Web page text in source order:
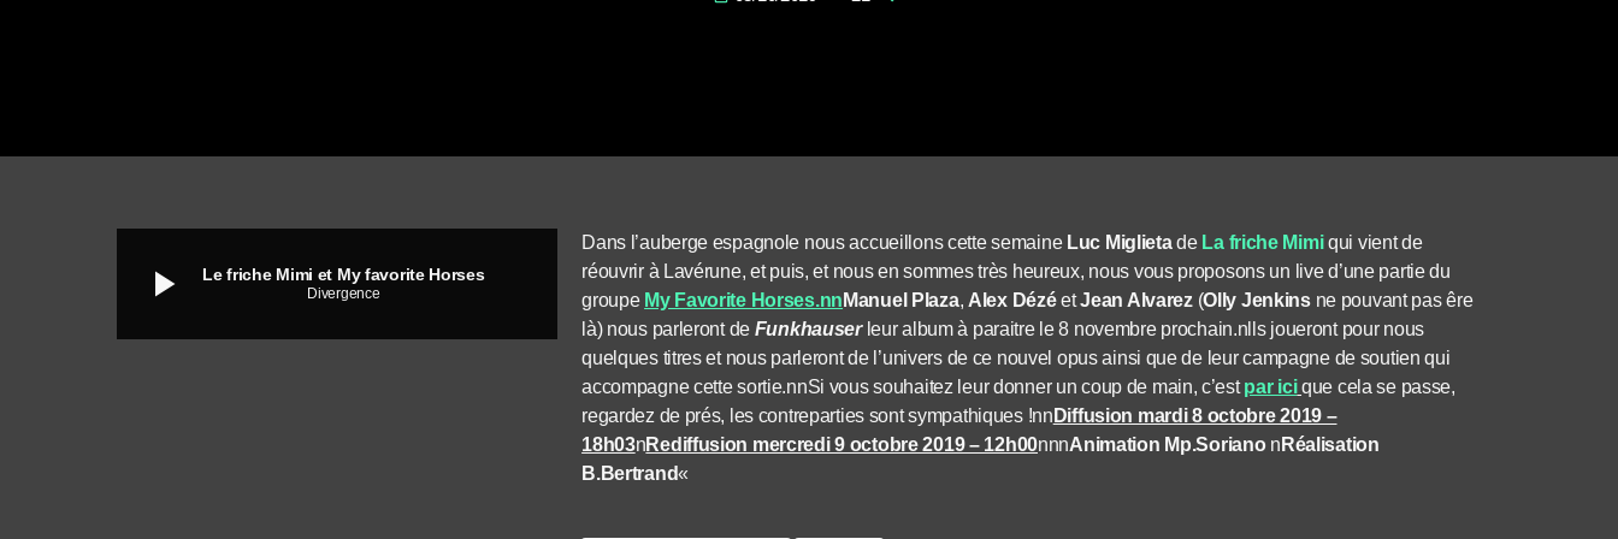
play_arrow Le friche Mimi et My favorite Horses
Divergence
Dans l’auberge espagnole nous accueillons cette semaine Luc Miglietade La friche Mimi qui vient de
réouvrir à Lavérune, et puis, et nous en sommes très heureux, nous vous proposons un live d’une partie du
groupe My Favorite Horses.nn Manuel Plaza, Alex DézéetJean Alvarez(Olly Jenkinsne pouvant pas êre
là) nous parleront de Funkhauserleur album à paraitre le 8 novembre prochain.nlls joueront pour nous
quelques titres et nous parleront de l’univers de ce nouvel opus ainsi que de leur campagne de soutien qui
accompagne cette sortie.nnSi vous souhaitez leur donner un coup de main, c’estpar ici que cela se passe,
regardez de prés, les contreparties sont sympathiques !nn Diffusion mardi 8 octobre 2019 –
18h03nRediffusion mercredi 9 octobre 2019 – 12h00nnnAnimation Mp.Soriano n Réalisation
B.Bertrand«